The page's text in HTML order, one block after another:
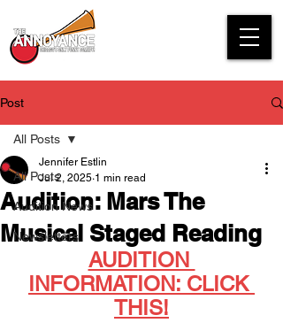
Post
All Posts
Audition News
Newsletters
All Posts
Audition: Mars The
Musical Staged Reading
Jennifer Estlin
Jul 2, 2025 1 min read
AUDITION
INFORMATION: CLICK
THIS!